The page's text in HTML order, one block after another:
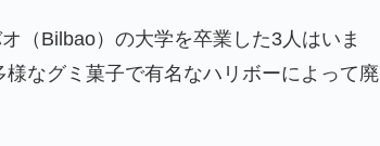
（Bilbao）の大学を卒業した3人はいま
なグミ菓子で有名なハリボーによって廃